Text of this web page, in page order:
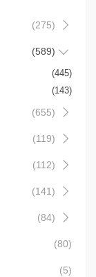
(275)
(589)
(445)
(143)
(655)
(119)
(112)
(141)
(84)
(80)
(5)